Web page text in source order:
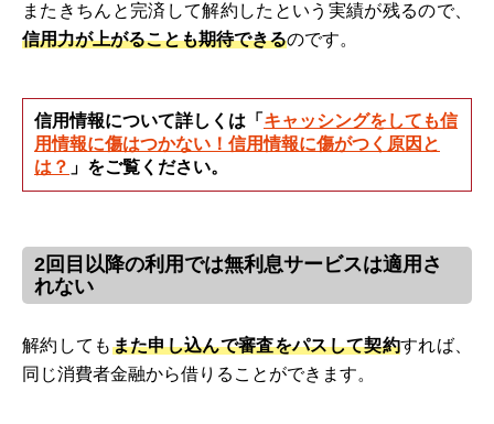
またきちんと完済して解約したという実績が残るので、
信用力が上がることも期待できるのです。
信用情報について詳しくは「 キャッシングをしても信
用情報に傷はつかない！信用情報に傷がつく原因と
は？ 」をご覧ください。
2回目以降の利用では無利息サービスは適用さ
れない
解約してもまた申し込んで審査をパスして契約すれば、
同じ消費者金融から借りることができます。